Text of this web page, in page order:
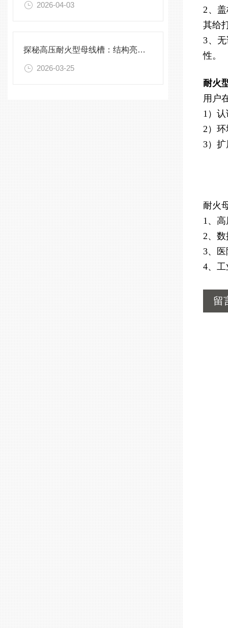
2026-04-03
探秘高压耐火型母线槽：结构亮点与实用效能
2026-03-25
2、
其给
3、
性。
耐火
用户
1）
2）
3）
耐火
1、
2、
3、
4、
留